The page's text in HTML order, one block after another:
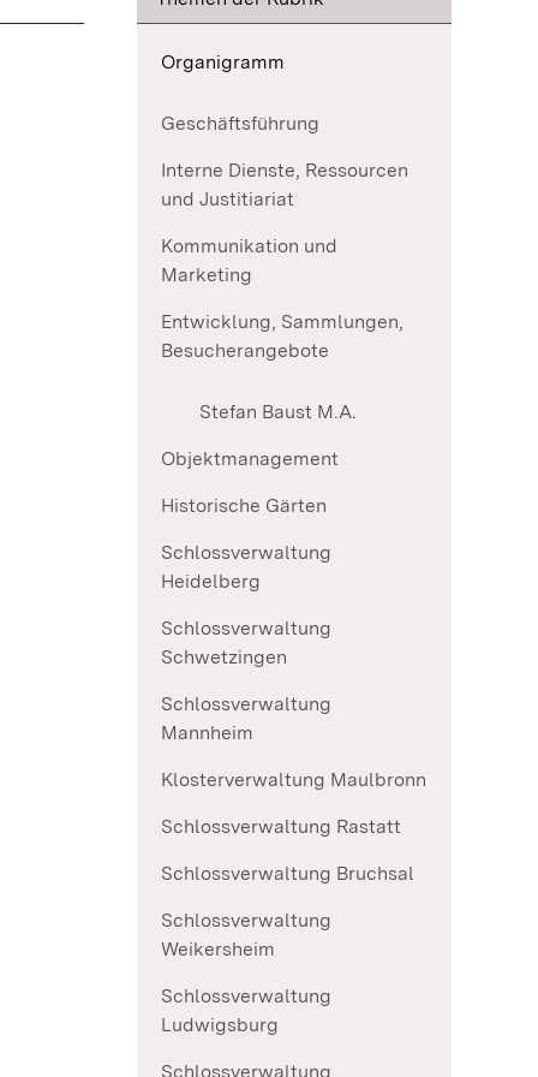
Organigramm
Geschäftsführung
Interne Dienste, Ressourcen
und Justitiariat
Kommunikation und
Marketing
Entwicklung, Sammlungen,
Besucherangebote
Stefan Baust M.A.
Objektmanagement
Historische Gärten
Schlossverwaltung
Heidelberg
Schlossverwaltung
Schwetzingen
Schlossverwaltung
Mannheim
Klosterverwaltung Maulbronn
Schlossverwaltung Rastatt
Schlossverwaltung Bruchsal
Schlossverwaltung
Weikersheim
Schlossverwaltung
Ludwigsburg
Schlossverwaltung